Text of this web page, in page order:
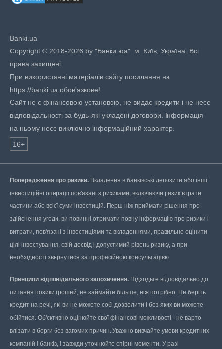
Banki.ua
Copyright © 2018-2026 by "Банки.юа". м. Київ, Україна. Всі
права захищені.
При використанні матеріалів сайту посилання на
https://banki.ua обов'язкове!
Сайт не є фінансовою установою, не видає кредити і не несе
відповідальності за будь-які укладені договори. Інформація
на ньому несе виключно інформаційний характер.
16+
Попередження про ризики. Вкладення в банківські депозити або інші
інвестиційні операції пов'язані з ризиками, включаючи ризик втрати
частини або всієї суми інвестицій. Перш ніж приймати рішення про
здійснення угоди, ви повинні отримати повну інформацію про ризики і
витрати, пов'язані з інвестиціями та вкладеннями, правильно оцінити
цілі інвестування, свій досвід і допустимий рівень ризику, а при
необхідності звернутися за професійною консультацією.
Принципи відповідального запозичення. Підходьте відповідально до
питання позики грошей, не займайте більше, ніж потрібно. Не беріть
кредит на речі, які ви не можете собі дозволити і без яких ви можете
обійтися. Об'єктивно оцінюйте свої фінансові можливості - не варто
влізати в борги без вагомих причин. Уважно вивчайте умови кредитних
компаній і банків, і завжди уточнюйте спірні моменти. У разі